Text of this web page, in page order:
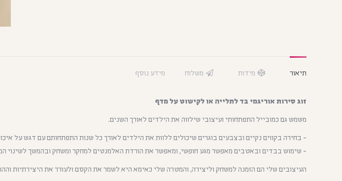
תיאור מידות משלוח מידע נוסף
זוג סירות אוריגמי בד לתלייה או לקישוט על מדף
משמש גם כמובייל התפתחותי ועיצובי שילווה את הילדים לאורך השנים.
בחירה בקווים נקיים ובצבעים בוגרים שיכולים ללוות את הילדים לאורך כל שנות התפתחותם עם דגש על
שימוש בבדים ובאטבים מאפשר מגע חופשי, ומאפשר את הורדת האלמנטים למחקר ומשחק ובהמשך לשינוי
העיצובים שלי הם הזמנה למשחק וליצירה, והמטרה שלי כאימא היא לשמר את הקסם ולעורר את היצירתיות